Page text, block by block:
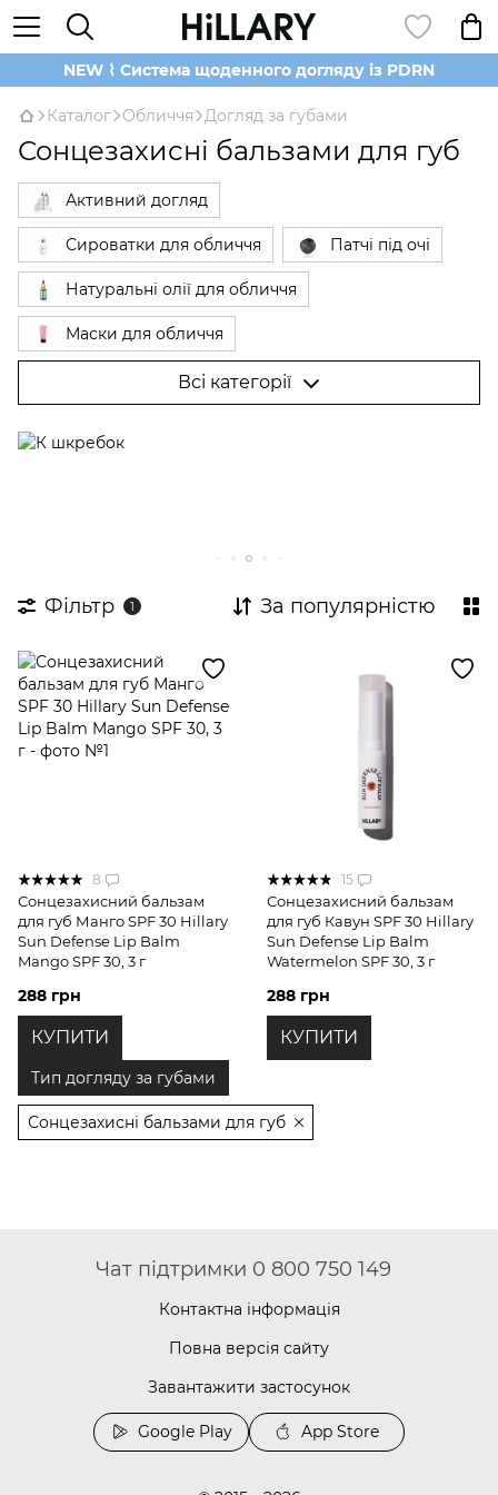
NEW ⌇ Система щоденного догляду із PDRN
Каталог Обличчя Догляд за губами
Сонцезахисні бальзами для губ
Активний догляд
Сироватки для обличчя Патчі під очі
Натуральні олії для обличчя
Маски для обличчя
Б'юті Гаджети для обличчя
Експертні комплекси для обличчя
Пробники для обличчя
Всі категорії
Фільтр 1 За популярністю
8
Сонцезахисний бальзам
для губ Манго SPF 30 Hillary
Sun Defense Lip Balm
Mango SPF 30, 3 г
288 грн
КУПИТИ
15
Сонцезахисний бальзам
для губ Кавун SPF 30 Hillary
Sun Defense Lip Balm
Watermelon SPF 30, 3 г
288 грн
КУПИТИ
Тип догляду за губами
Сонцезахисні бальзами для губ
Чат підтримки 0 800 750 149
Контактна інформація
Повна версія сайту
Завантажити застосунок
Google Play App Store